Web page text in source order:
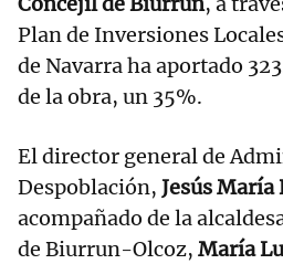
Plan de Inversiones
de Navarra ha aportado
de la obra, un 35%.
El director general de
Despoblación, Jesús María
acompañado de la
de Biurrun-Olcoz, María